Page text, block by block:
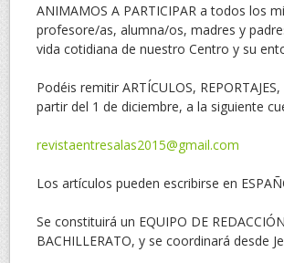
ANIMAMOS A PARTICIPAR a todos los
profesore/as, alumna/os, madres y
vida cotidiana de nuestro Centro y su
Podéis remitir ARTÍCULOS,
partir del 1 de diciembre, a la siguiente
revistaentresalas2015@gmail.com
Los artículos pueden escribirse en
Se constituirá un EQUIPO DE
BACHILLERATO, y se coordinará desde